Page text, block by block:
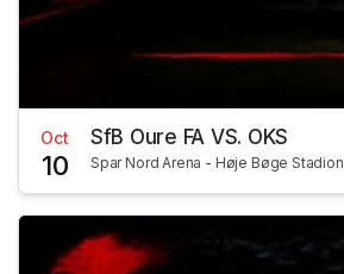
Oct
10
SfB Oure FA VS. OKS
Spar Nord Arena - Høje Bøge Stadion